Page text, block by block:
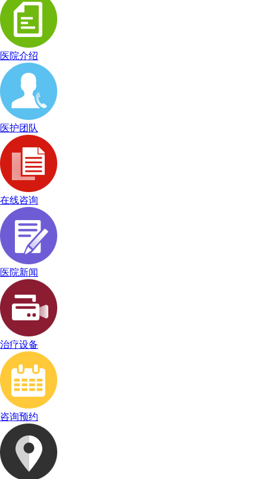
医院介绍
医护团队
在线咨询
医院新闻
治疗设备
咨询预约